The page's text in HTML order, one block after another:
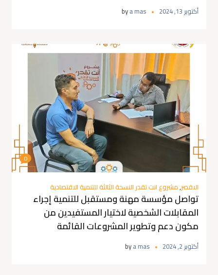
أكتوبر 13, 2024 bya mas
0
الاقصر,مشروع انت تقدر النسخة الثالثة للتنمية الاقتصادية
تواصل مؤسسة مهنة ومستقبل للتنمية إجراء
المقابلات الشخصية لاختيار المستفيدين من
مكون دعم وتطوير المشروعات القائمة
أكتوبر 2, 2024 bya mas